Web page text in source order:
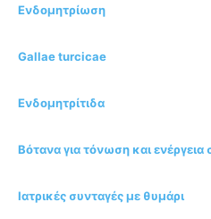
Ενδομητρίωση
Gallae turcicae
Ενδομητρίτιδα
Βότανα για τόνωση και ενέργεια
Ιατρικές συνταγές με θυμάρι